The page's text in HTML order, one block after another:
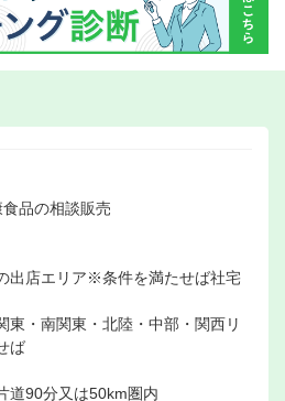
品の相談販売
出店エリア※条件を満たせば社宅
東・南関東・北陸・中部・関西リ
ば
道90分又は50km圏内